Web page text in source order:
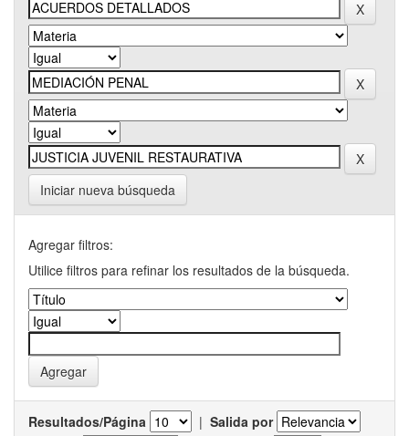
Iniciar nueva búsqueda
Agregar filtros:
Utilice filtros para refinar los resultados de la búsqueda.
Resultados/Página | Salida por